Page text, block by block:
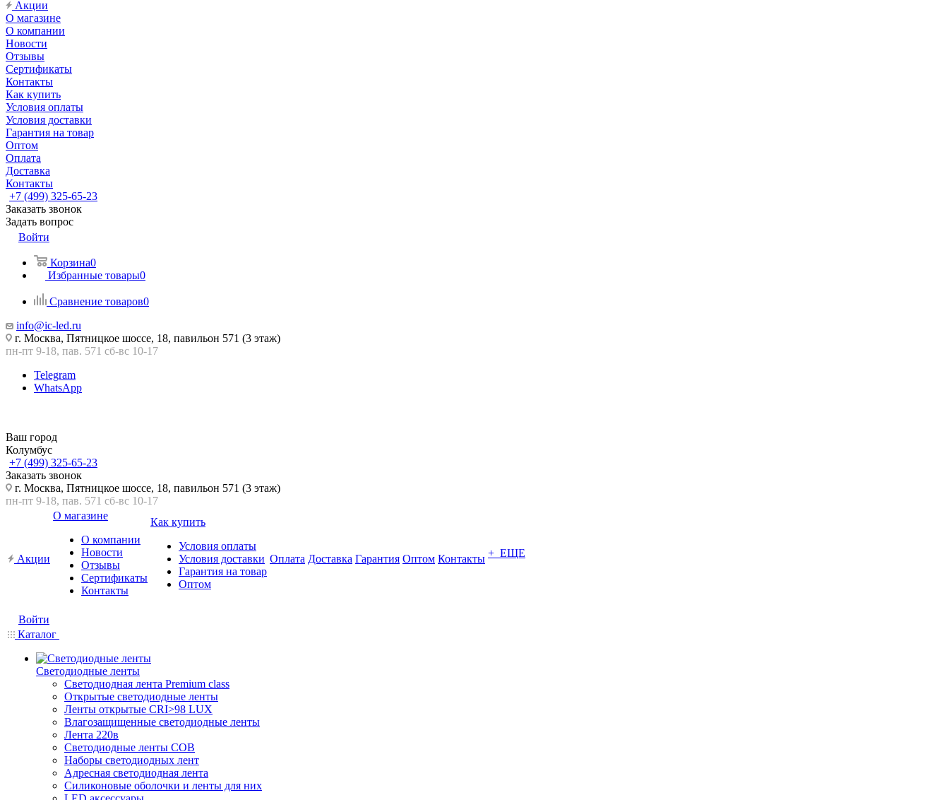
Акции
О магазине
О компании
Новости
Отзывы
Сертификаты
Контакты
Как купить
Условия оплаты
Условия доставки
Гарантия на товар
Оптом
Оплата
Доставка
Контакты
+7 (499) 325-65-23
Заказать звонок
Задать вопрос
Войти
Корзина0
Избранные товары0
Сравнение товаров0
info@ic-led.ru
г. Москва, Пятницкое шоссе, 18, павильон 571 (3 этаж)
пн-пт 9-18, пав. 571 сб-вс 10-17
Telegram
WhatsApp
Ваш город
Колумбус
+7 (499) 325-65-23
Заказать звонок
г. Москва, Пятницкое шоссе, 18, павильон 571 (3 этаж)
пн-пт 9-18, пав. 571 сб-вс 10-17
Акции
О магазине
О компании
Новости
Отзывы
Сертификаты
Контакты
Как купить
Условия оплаты
Условия доставки
Гарантия на товар
Оптом
Оплата Доставка Гарантия Оптом Контакты + ЕЩЕ
Войти
Каталог
Светодиодные ленты
Светодиодная лента Premium class
Открытые светодиодные ленты
Ленты открытые CRI>98 LUX
Влагозащищенные светодиодные ленты
Лента 220в
Светодиодные ленты COB
Наборы светодиодных лент
Адресная светодиодная лента
Силиконовые оболочки и ленты для них